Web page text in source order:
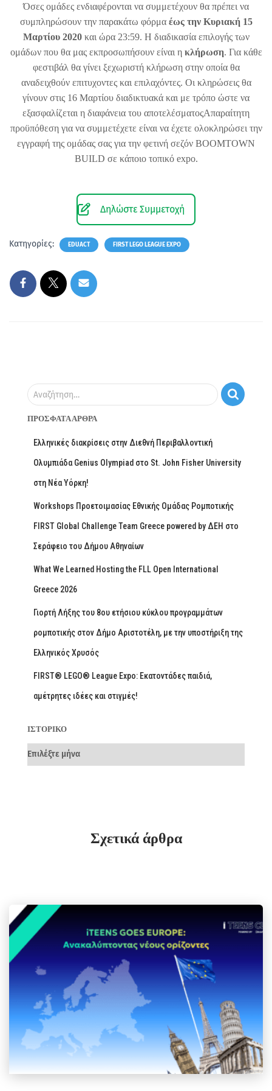
Όσες ομάδες ενδιαφέρονται να συμμετέχουν θα πρέπει να
συμπληρώσουν την παρακάτω φόρμα έως την Κυριακή 15
Μαρτίου 2020και ώρα 23:59. Η διαδικασία επιλογής των
ομάδων που θα μας εκπροσωπήσουν είναι η κλήρωση. Για κάθε
φεστιβάλ θα γίνει ξεχωριστή κλήρωση στην οποία θα
αναδειχθούν επιτυχοντες και επιλαχόντες. Οι κληρώσεις θα
γίνουν στις 16 Μαρτίου διαδικτυακά και με τρόπο ώστε να
εξασφαλίζεται η διαφάνεια του αποτελέσματοςΑπαραίτητη
προϋπόθεση για να συμμετέχετε είναι να έχετε ολοκληρώσει την
εγγραφή της ομάδας σας για την φετινή σεζόν BOOMTOWN
BUILD σε κάποιο τοπικό expo.
Δηλώστε Συμμετοχή
Κατηγορίες: EDUACT FIRST LEGO LEAGUE EXPO
Αναζήτηση…
ΠΡΌΣΦΑΤΑ ΆΡΘΡΑ
Ελληνικές διακρίσεις στην Διεθνή Περιβαλλοντική
Ολυμπιάδα Genius Olympiad στο St. John Fisher University
στη Νέα Υόρκη!
Workshops Προετοιμασίας Εθνικής Ομάδας Ρομποτικής
FIRST Global Challenge Team Greece powered by ΔΕΗ στο
Σεράφειο του Δήμου Αθηναίων
What We Learned Hosting the FLL Open International
Greece 2026
Γιορτή Λήξης του 8ου ετήσιου κύκλου προγραμμάτων
ρομποτικής στον Δήμο Αριστοτέλη, με την υποστήριξη της
Ελληνικός Χρυσός
FIRST® LEGO® League Expo: Εκατοντάδες παιδιά,
αμέτρητες ιδέες και στιγμές!
ΙΣΤΟΡΙΚΌ
Σχετικά άρθρα